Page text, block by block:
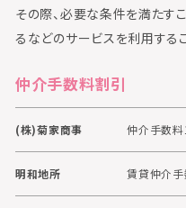
その際、必要な条件を満たす
るなどのサービスを利用する
仲介手数料割引
(株)菊家商事 仲介手数
明和地所 賃貸仲介